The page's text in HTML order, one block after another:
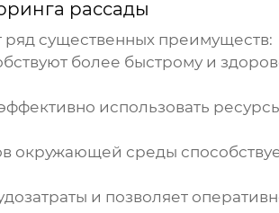
рассады
ряд существенных преимуществ:
более быстрому и
использовать
окружающей среды
и позволяет